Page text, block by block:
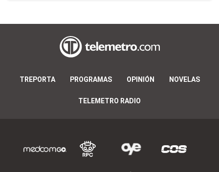
TREPORTA PROGRAMAS OPINIÓN NOVELAS
TELEMETRO RADIO